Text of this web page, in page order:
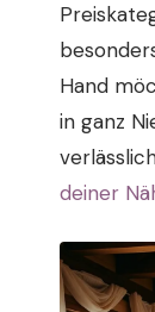
Hand
in ganz
deiner